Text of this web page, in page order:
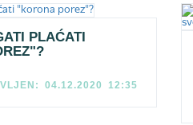
PLAĆATI
04.12.2020 12:35